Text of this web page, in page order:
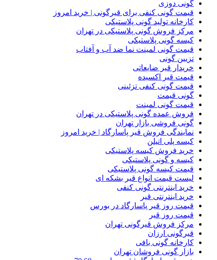
گونی دوزی
قیمت گونی کنفی برای قیرگونی | خرید امروز
کارخانه تولید گونی پلاستیکی
مرکز فروش گونی پلاستیکی در تهران
کیسه گونی پلاستیکی
قیمت گونی لمینت نما ضد آب و آفتاب
تزیین گونی
خریدار قیر ضایعاتی
قیمت قیر اکسیده
قیمت گونی کنفی تزئینی
گونی قیمت
قیمت گونی لمینت
فروش عمده گونی پلاستیکی در تهران
گونی فروشی بازار تهران
نمایندگی فروش قیر پاسارگاد | خرید امروز
کیسه پلی اتیلن
خرید فروش کیسه پلاستیکی
کیسه و گونی پلاستیکی
قیمت کیسه گونی پلاستیکی
لیست قیمت انواع قیر بشکه ای
خرید اینترنتی گونی کنفی
خرید اینترنتی قیر
قیمت روز قیر پاسارگاد در بورس
قیمت روز قیر
مرکز فروش قیرگونی تهران
قیرگونی ارزان
کارخانه گونی بافی
بازار گونی فروشان تهران